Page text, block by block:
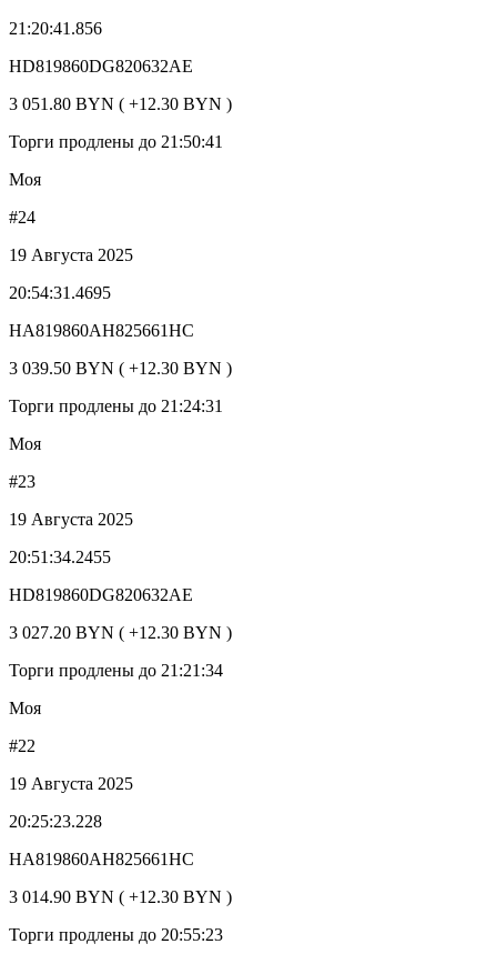
21:20:41.856
HD819860DG820632AE
3 051.80 BYN ( +12.30 BYN )
Торги продлены до 21:50:41
Моя
#24
19 Августа 2025
20:54:31.4695
HA819860AH825661HC
3 039.50 BYN ( +12.30 BYN )
Торги продлены до 21:24:31
Моя
#23
19 Августа 2025
20:51:34.2455
HD819860DG820632AE
3 027.20 BYN ( +12.30 BYN )
Торги продлены до 21:21:34
Моя
#22
19 Августа 2025
20:25:23.228
HA819860AH825661HC
3 014.90 BYN ( +12.30 BYN )
Торги продлены до 20:55:23